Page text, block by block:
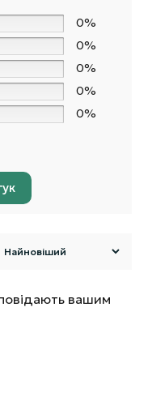
0%
0%
0%
0%
0%
вашим